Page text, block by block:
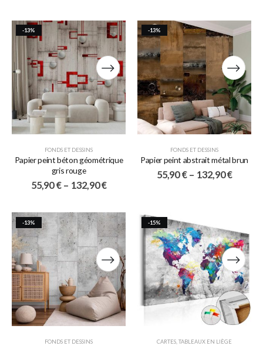
-13%
FONDS ET DESSINS
Papier peint béton géométrique
gris rouge
55,90€ – 132,90€
-13%
FONDS ET DESSINS
Papier peint abstrait métal brun
55,90€ – 132,90€
-13%
FONDS ET DESSINS
-15%
CARTES,TABLEAUX EN LIÈGE